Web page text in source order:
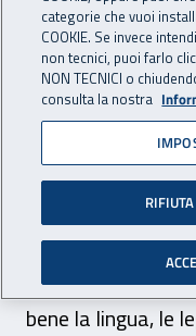
Home Inail comunica
ABC
lavoro
L'opuscolo
indicazioni
Italia da poco
bene la lingua, le
categorie che vuoi
COOKIE. Se invece
non tecnici, puoi farlo
NON TECNICI o
consulta la nostra